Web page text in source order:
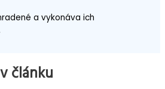
a vykonáva ich
článku